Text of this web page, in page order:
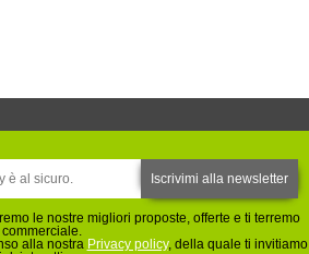
le nostre migliori proposte, offerte e ti terremo
alla nostra Privacy policy, della quale ti invitiamo